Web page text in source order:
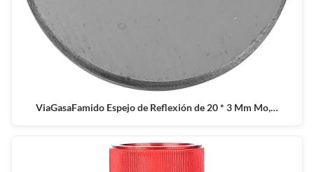
ViaGasaFamido Espejo de Reflexión de 20 * 3 Mm Mo,…